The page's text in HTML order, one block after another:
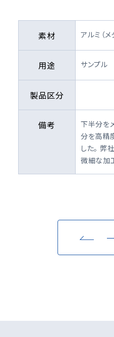
素材 アルミ（メ
用途 サンプル
製品区分
備考
下半分を
分を高精
した。 弊
微細な加